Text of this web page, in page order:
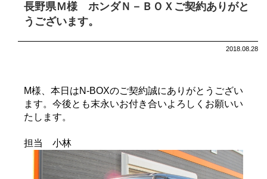
長野県Ｍ様 ホンダＮ－ＢＯＸご契約ありがと
うございます。
2018.08.28
M様、本日はN-BOXのご契約誠にありがとうござい
ます。今後とも末永いお付き合いよろしくお願いい
たします。
担当 小林